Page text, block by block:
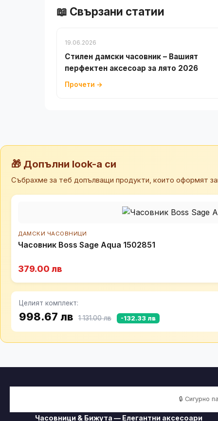
📖 Свързани статии
19.06.2026
Стилен дамски часовник – Вашият
перфектен аксесоар за лято 2026
Прочети →
🎁 Допълни look-а си
Събрахме за теб допълващи продукти, които оформят
ДАМСКИ ЧАСОВНИЦИ
Часовник Boss Sage Aqua 1502851
379.00 лв
Целият комплект:
998.67 лв 1 131.00 лв -132.33 лв
🔒 Сигурно
Часовници & Бижута — Елегантни аксесоари